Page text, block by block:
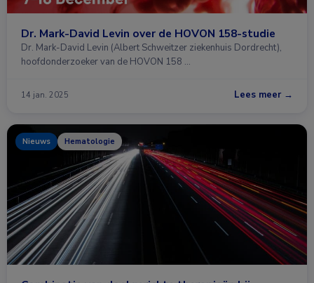
Dr. Mark-David Levin over de HOVON 158-studie
Dr. Mark-David Levin (Albert Schweitzer ziekenhuis Dordrecht),
hoofdonderzoeker van de HOVON 158 …
14 jan. 2025 Lees meer →
Nieuws Hematologie